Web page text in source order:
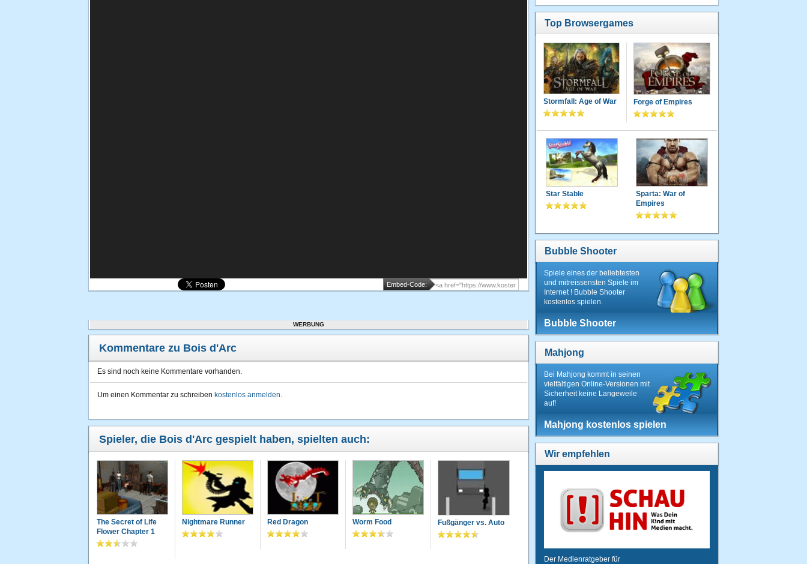
Embed-Code:
WERBUNG
Kommentare zu Bois d'Arc
Es sind noch keine Kommentare vorhanden.
Um einen Kommentar zu schreiben kostenlos anmelden.
Spieler, die Bois d'Arc gespielt haben, spielten auch:
The Secret of Life
Flower Chapter 1
Nightmare Runner Red Dragon Worm Food Fußgänger vs. Auto
Top Browsergames
Stormfall: Age of War Forge of Empires
Star Stable
Sparta: War of
Empires
Bubble Shooter
Spiele eines der beliebtesten
und mitreissensten Spiele im
Internet ! Bubble Shooter
kostenlos spielen.
Bubble Shooter
Mahjong
Bei Mahjong kommt in seinen
vielfältigen Online-Versionen mit
Sicherheit keine Langeweile
auf!
Mahjong kostenlos spielen
Wir empfehlen
Der Medienratgeber für